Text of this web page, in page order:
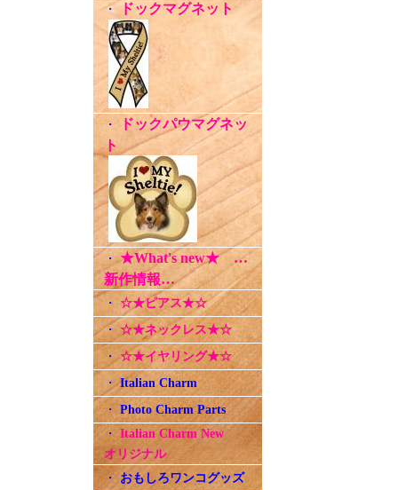
・ドックマグネット
・
ドックパウマグネッ
ト
・★What's new★ …
新作情報…
・ ☆★ピアス★☆
・ ☆★ネックレス★☆
・☆★イヤリング★☆
・Italian Charm
・Photo Charm Parts
・ Italian Charm New
オリジナル
・ おもしろワンコグッズ